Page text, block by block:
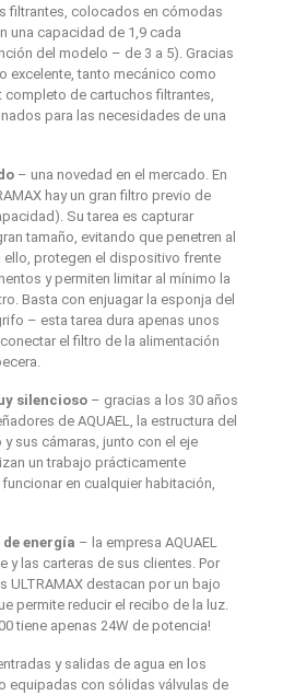
filtrantes, colocados en cómodas
una capacidad de 1,9 cada
del modelo – de 3 a 5). Gracias
excelente, tanto mecánico como
de cartuchos filtrantes,
para las necesidades de una
– una novedad en el mercado. En
hay un gran filtro previo de
Su tarea es capturar
tamaño, evitando que penetren al
ello, protegen el dispositivo frente
y permiten limitar al mínimo la
Basta con enjuagar la esponja del
– esta tarea dura apenas unos
el filtro de la alimentación
silencioso – gracias a los 30 años
de AQUAEL, la estructura del
sus cámaras, junto con el eje
un trabajo prácticamente
en cualquier habitación,
energía – la empresa AQUAEL
y las carteras de sus clientes. Por
ULTRAMAX destacan por un bajo
permite reducir el recibo de la luz.
tiene apenas 24W de potencia!
y salidas de agua en los
equipadas con sólidas válvulas de